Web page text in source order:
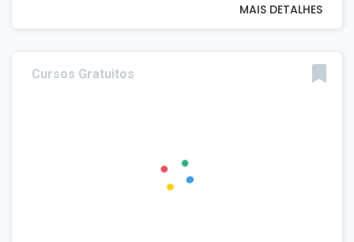
MAIS DETALHES
Cursos Gratuitos